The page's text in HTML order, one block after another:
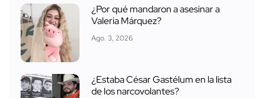
¿Por qué mandaron a asesinar a
Valeria Márquez?
Ago. 3, 2026
¿Estaba César Gastélum en la lista
de los narcovolantes?